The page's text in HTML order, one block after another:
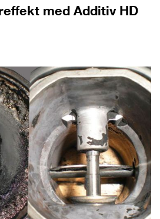
med Additiv HD